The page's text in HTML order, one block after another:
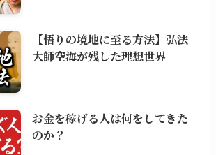
【悟りの境地に至る方法】弘法
大師空海が残した理想世界
お金を稼げる人は何をしてきた
のか？